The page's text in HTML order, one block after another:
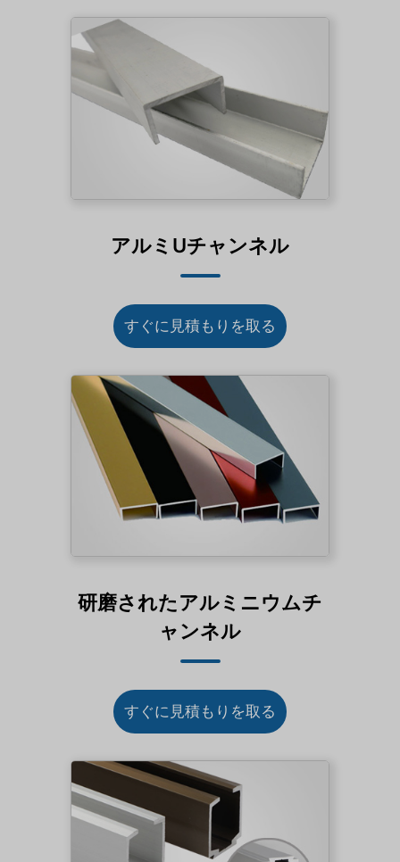
アルミUチャンネル
すぐに見積もりを取る
研磨されたアルミニウムチ
ャンネル
すぐに見積もりを取る